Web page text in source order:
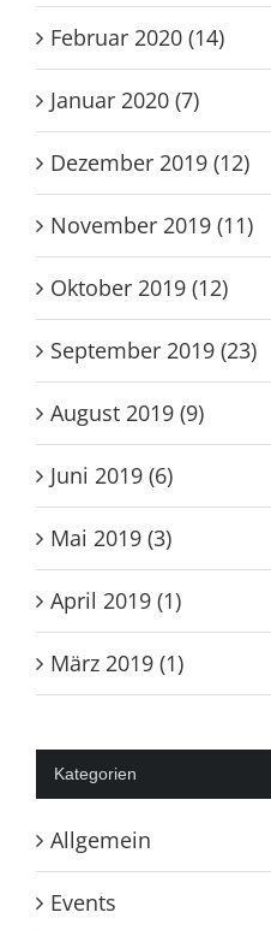
Februar 2020 (14)
Januar 2020 (7)
Dezember 2019 (12)
November 2019 (11)
Oktober 2019 (12)
September 2019 (23)
August 2019 (9)
Juni 2019 (6)
Mai 2019 (3)
April 2019 (1)
März 2019 (1)
Kategorien
Allgemein
Events